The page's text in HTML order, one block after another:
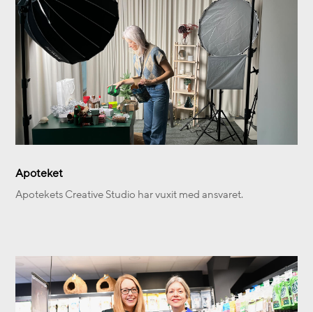
Apoteket
Apotekets Creative Studio har vuxit med ansvaret.